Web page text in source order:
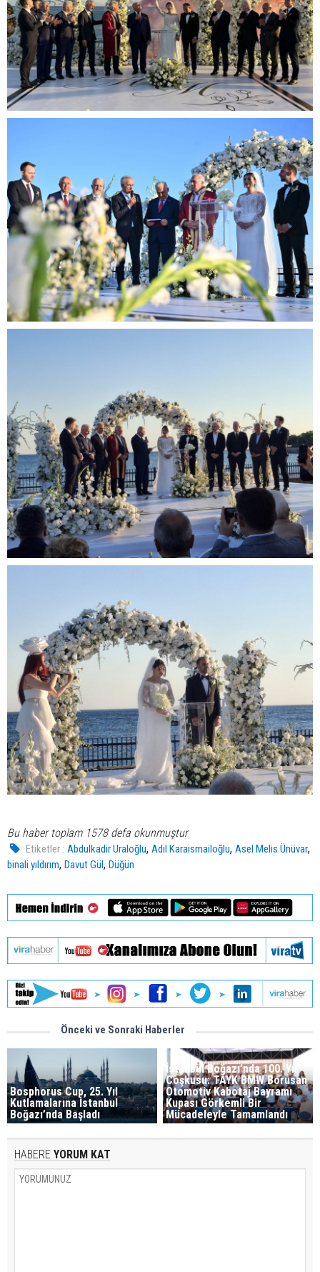
Bu haber toplam 1578 defa okunmuştur
Etiketler : Abdulkadir Uraloğlu,Adil Karaismailoğlu,Asel Melis Ünüvar,
binali yıldırım, Davut Gül, Düğün
Önceki ve Sonraki Haberler
Bosphorus Cup, 25. Yıl
Kutlamalarına İstanbul
Boğazı’nda Başladı
İstanbul Boğazı’nda 100. Yıl
Coşkusu: TAYK BMW Borusan
Otomotiv Kabotaj Bayramı
Kupası Görkemli Bir
Mücadeleyle Tamamlandı
HABERE YORUM KAT